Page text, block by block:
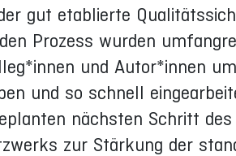
gut etablierte
Prozess wurden
und Autor*innen
und so schnell
nächsten Schritt
zur Stärkung der